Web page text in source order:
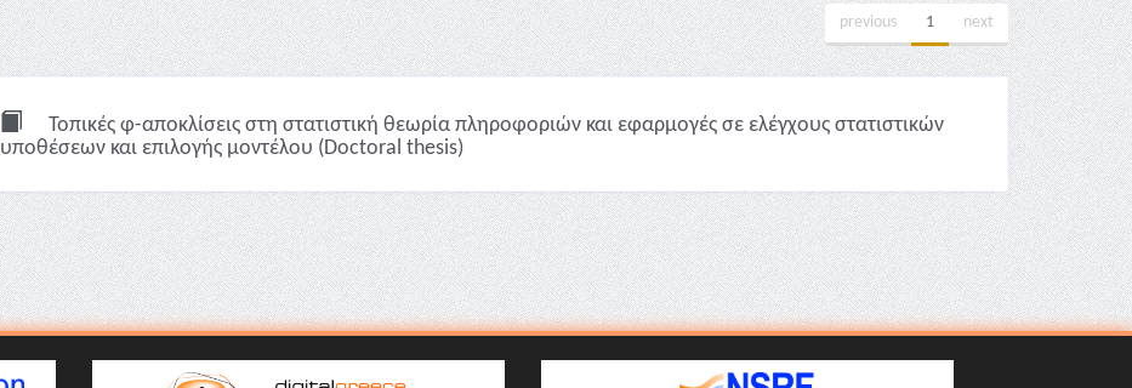
previous 1 next
Τοπικές φ-αποκλίσεις στη στατιστική θεωρία πληροφοριών και εφαρμογές σε ελέγχους στατιστικών
υποθέσεων και επιλογής μοντέλου (Doctoral thesis)